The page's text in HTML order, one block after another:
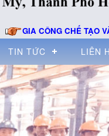
TẠO VÀ LẮP ĐẶT: KẾT
TIN TỨC LIÊN